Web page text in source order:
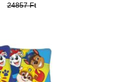
24857 Ft